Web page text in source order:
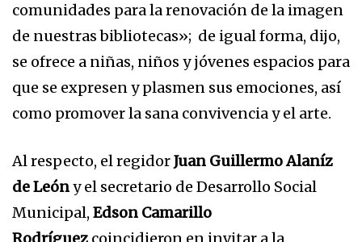
comunidades para la renovación de la imagen
de nuestras bibliotecas»; de igual forma, dijo,
se ofrece a niñas, niños y jóvenes espacios para
que se expresen y plasmen sus emociones, así
como promover la sana convivencia y el arte.
Al respecto, el regidorJuan Guillermo Alaníz
de Leóny el secretario de Desarrollo Social
Municipal, Edson Camarillo